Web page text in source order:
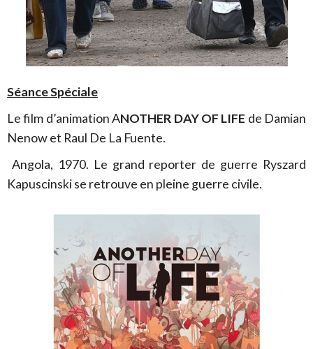
Séance Spéciale
Le film d’animation ANOTHER DAY OF LIFE de Damian
Nenow et Raul De La Fuente.
Angola, 1970. Le grand reporter de guerre Ryszard
Kapuscinski se retrouve en pleine guerre civile.